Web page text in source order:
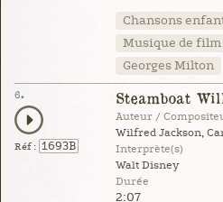
Chansons
Musique de film
Georges Milton
6.
Réf : 1693B
Steamboat
Auteur /
Wilfred Jackson,
Interprète(s)
Walt Disney
Durée
2:07